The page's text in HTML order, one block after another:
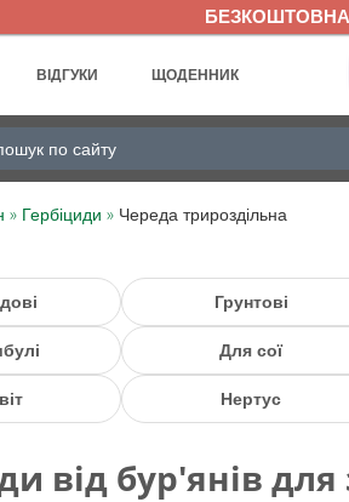
БЕЗКОШТОВНА
ВІДГУКИ ЩОДЕННИК
» Гербіциди » Череда трироздільна
Грунтові
Для сої
Нертус
від бур'янів